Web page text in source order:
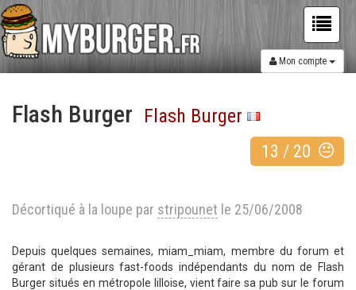
Mon compte
Flash Burger Flash Burger
13 / 20
Décortiqué à la loupe par stripounet le 25/06/2008
Depuis quelques semaines, miam_miam, membre du forum et
gérant de plusieurs fast-foods indépendants du nom de Flash
Burger situés en métropole lilloise, vient faire sa pub sur le forum